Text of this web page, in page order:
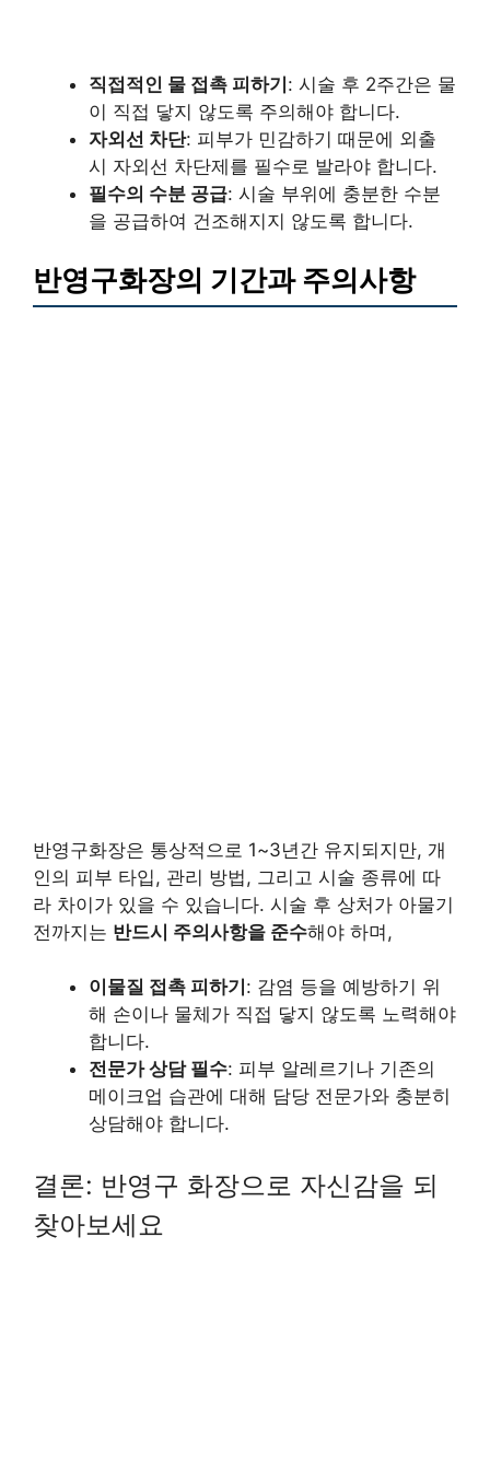
직접적인 물 접촉 피하기 : 시술 후 2주간은 물
이 직접 닿지 않도록 주의해야 합니다.
자외선 차단: 피부가 민감하기 때문에 외출
시 자외선 차단제를 필수로 발라야 합니다.
필수의 수분 공급: 시술 부위에 충분한 수분
을 공급하여 건조해지지 않도록 합니다.
반영구화장의 기간과 주의사항
반영구화장은 통상적으로 1~3년간 유지되지만, 개
인의 피부 타입, 관리 방법, 그리고 시술 종류에 따
라 차이가 있을 수 있습니다. 시술 후 상처가 아물기
전까지는 반드시 주의사항을 준수해야 하며,
이물질 접촉 피하기 : 감염 등을 예방하기 위
해 손이나 물체가 직접 닿지 않도록 노력해야
합니다.
전문가 상담 필수: 피부 알레르기나 기존의
메이크업 습관에 대해 담당 전문가와 충분히
상담해야 합니다.
결론: 반영구 화장으로 자신감을 되
찾아보세요